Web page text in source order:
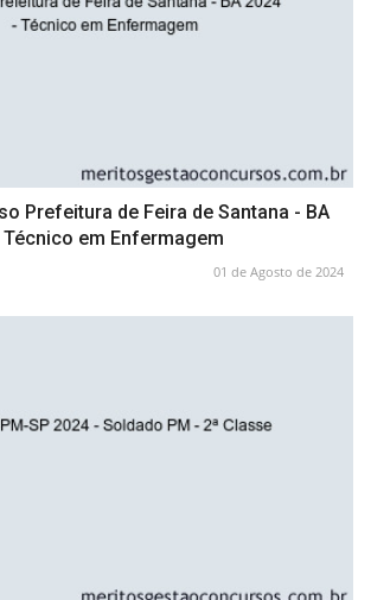
Prefeitura de Feira de Santana - BA
em Enfermagem
01 de Agosto de 2024